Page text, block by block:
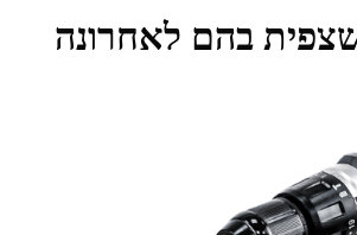
בהם לאחרונה